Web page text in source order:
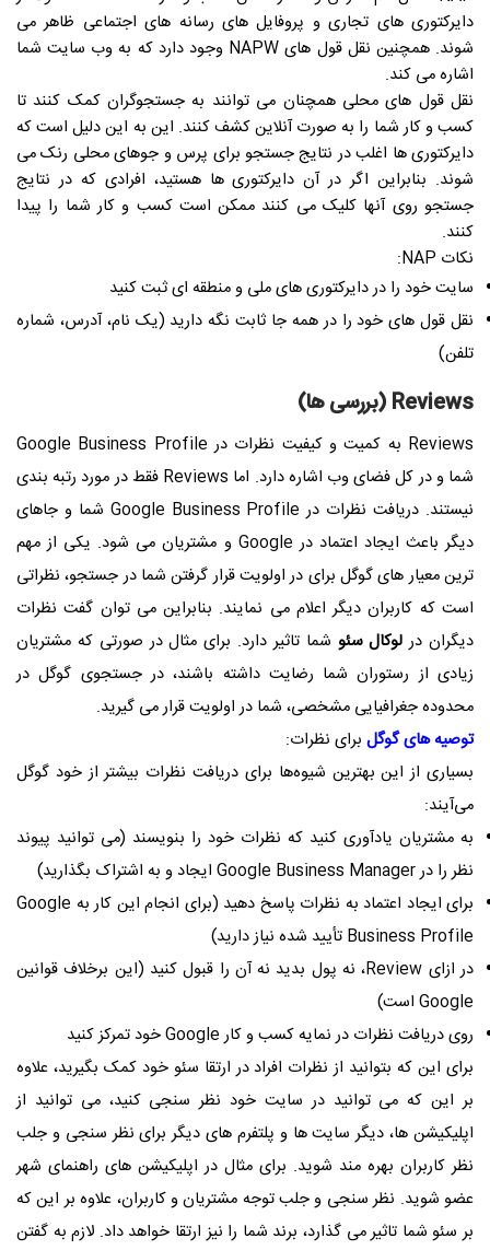
دایرکتوری های تجاری و پروفایل های رسانه های اجتماعی ظاهر می
شوند. همچنین نقل قول های NAPW وجود دارد که به وب سایت شما
اشاره می کند.
نقل قول های محلی همچنان می توانند به جستجوگران کمک کنند تا
کسب و کار شما را به صورت آنلاین کشف کنند. این به این دلیل است که
دایرکتوری ها اغلب در نتایج جستجو برای پرس و جوهای محلی رنک می
شوند. بنابراین اگر در آن دایرکتوری ها هستید، افرادی که در نتایج
جستجو روی آنها کلیک می کنند ممکن است کسب و کار شما را پیدا
کنند.
نکات NAP:
سایت خود را در دایرکتوری های ملی و منطقه ای ثبت کنید
نقل قول های خود را در همه جا ثابت نگه دارید (یک نام، آدرس، شماره
تلفن)
Reviews (بررسی ها)
Reviews به کمیت و کیفیت نظرات در Google Business Profile
شما و در کل فضای وب اشاره دارد. اما Reviews فقط در مورد رتبه بندی
نیستند. دریافت نظرات در Google Business Profile شما و جاهای
دیگر باعث ایجاد اعتماد در Google و مشتریان می شود.
یکی از مهم
ترین معیار های گوگل برای در اولویت قرار گرفتن شما در جستجو، نظراتی
است که کاربران دیگر اعلام می نمایند. بنابراین می توان گفت نظرات
دیگران در لوکال سئو شما تاثیر دارد. برای مثال در صورتی که مشتریان
زیادی از رستوران شما رضایت داشته باشند، در جستجوی گوگل در
محدوده جغرافیایی مشخصی، شما در اولویت قرار می گیرید.
توصیه های گوگل برای نظرات:
بسیاری از این بهترین شیوه‌ها برای دریافت نظرات بیشتر از خود گوگل
می‌آیند:
به مشتریان یادآوری کنید که نظرات خود را بنویسند (می توانید پیوند
نظر را در Google Business Manager ایجاد و به اشتراک بگذارید)
برای ایجاد اعتماد به نظرات پاسخ دهید (برای انجام این کار به Google
Business Profile تأیید شده نیاز دارید)
در ازای Review، نه پول بدید نه آن را قبول کنید (این برخلاف قوانین
Google است)
روی دریافت نظرات در نمایه کسب و کار Google خود تمرکز کنید
برای این که بتوانید از نظرات افراد در ارتقا سئو خود کمک بگیرید، علاوه
بر این که می توانید در سایت خود نظر سنجی کنید، می توانید از
اپلیکیشن ها، دیگر سایت ها و پلتفرم های دیگر برای نظر سنجی و جلب
نظر کاربران بهره مند شوید. برای مثال در اپلیکیشن های راهنمای شهر
عضو شوید. نظر سنجی و جلب توجه مشتریان و کاربران، علاوه بر این که
بر سئو شما تاثیر می گذارد، برند شما را نیز ارتقا خواهد داد. لازم به گفتن